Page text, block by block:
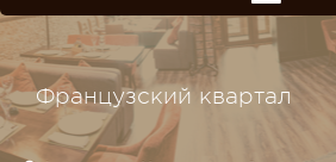
Французский квартал